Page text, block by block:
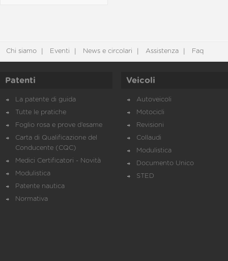
Chi siamo Eventi News e circolari Assistenza Faq
Patenti
La patente di guida
Tutte le pratiche
Foglio rosa e prove d’esame
Carta di Qualificazione del
Conducente (CQC)
Medici Certificatori - Novità
Modulistica
Patente nautica
Normativa
Veicoli
Autoveicoli
Motocicli
Revisioni
Collaudi
Modulistica
Documento Unico
STED